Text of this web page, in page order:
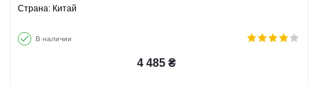
Страна: Китай
В наличии
4 485 ₴